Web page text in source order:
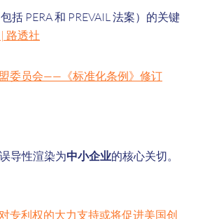
PERA 和 PREVAIL 法案）的关键
路透社
委员会——《标准化条例》修订
导性渲染为中小企业的核心关切。
专利权的大力支持或将促进美国创